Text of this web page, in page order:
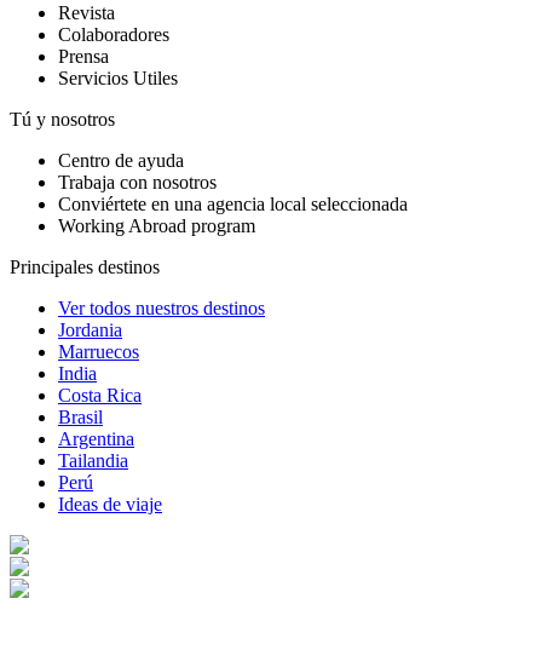
Revista
Colaboradores
Prensa
Servicios Utiles
Tú y nosotros
Centro de ayuda
Trabaja con nosotros
Conviértete en una agencia local seleccionada
Working Abroad program
Principales destinos
Ver todos nuestros destinos
Jordania
Marruecos
India
Costa Rica
Brasil
Argentina
Tailandia
Perú
Ideas de viaje